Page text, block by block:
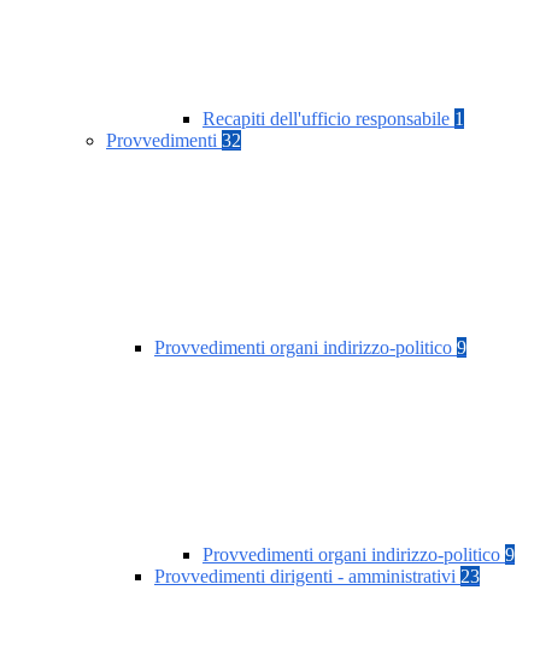
Recapiti dell'ufficio responsabile 1
Provvedimenti 32
Provvedimenti organi indirizzo-politico 9
Provvedimenti organi indirizzo-politico 9
Provvedimenti dirigenti - amministrativi 23